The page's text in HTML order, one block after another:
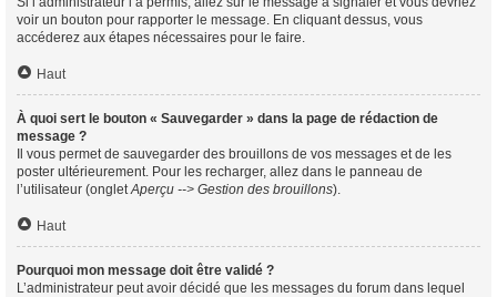
voir un bouton pour rapporter le message. En cliquant dessus, vous
accéderez aux étapes nécessaires pour le faire.
Haut
À quoi sert le bouton « Sauvegarder » dans la page de rédaction de
message ?
Il vous permet de sauvegarder des brouillons de vos messages et de les
poster ultérieurement. Pour les recharger, allez dans le panneau de
l’utilisateur (ongletAperçu --> Gestion des brouillons).
Haut
Pourquoi mon message doit être validé ?
L’administrateur peut avoir décidé que les messages du forum dans lequel